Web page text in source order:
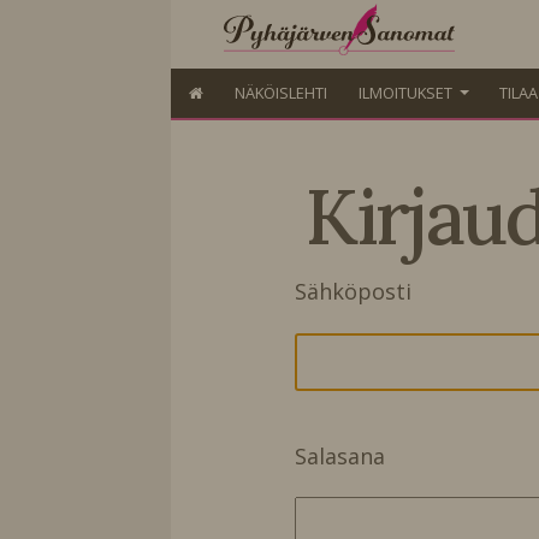
NÄKÖISLEHTI ILMOITUKSET
Sähköposti
Salasana